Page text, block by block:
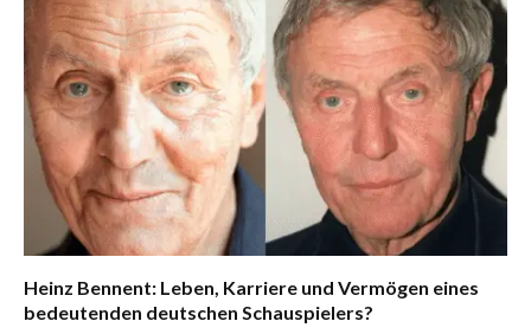
Heinz Bennent: Leben, Karriere und Vermögen eines
bedeutenden deutschen Schauspielers?